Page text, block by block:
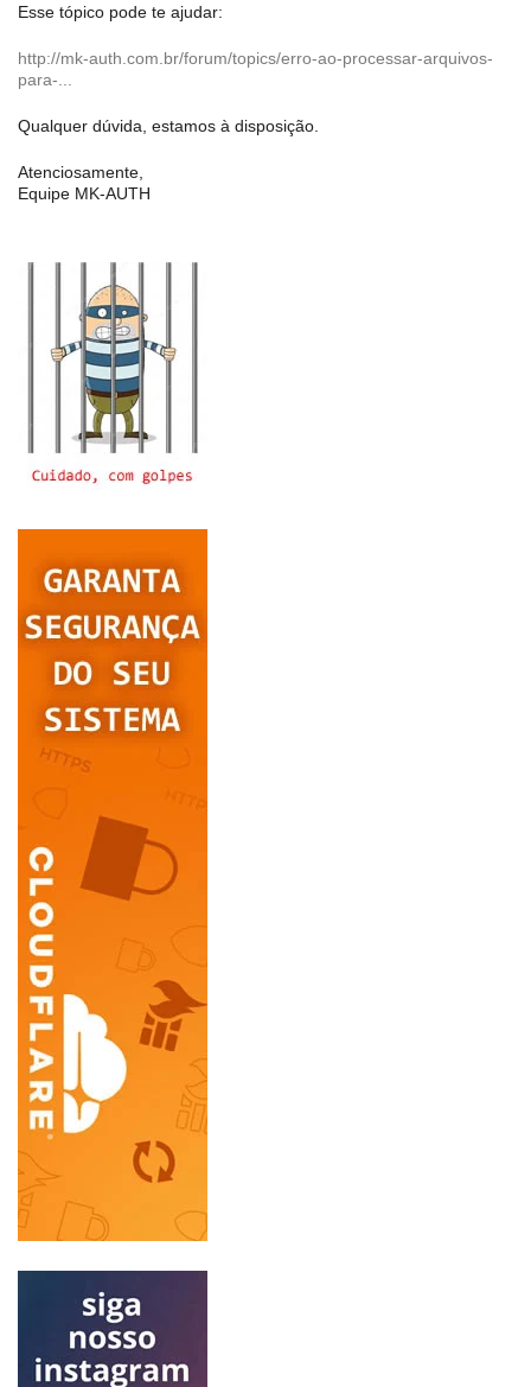
Esse tópico pode te ajudar:
http://mk-auth.com.br/forum/topics/erro-ao-processar-arquivos-
para-...
Qualquer dúvida, estamos à disposição.
Atenciosamente,
Equipe MK-AUTH